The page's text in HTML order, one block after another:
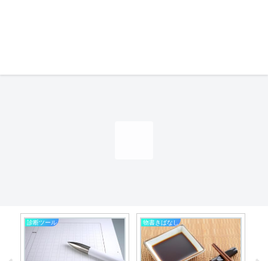
武道のこと 武道のこと